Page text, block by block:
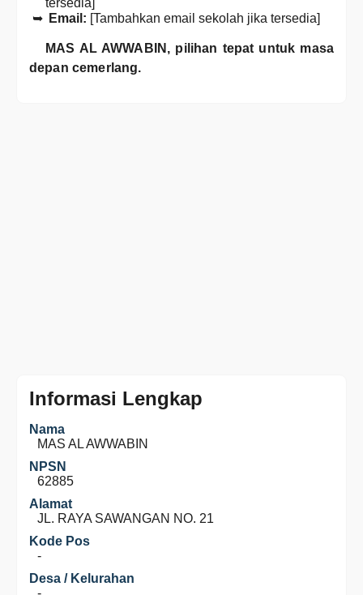
tersedia]
Email: [Tambahkan email sekolah jika tersedia]
MAS AL AWWABIN, pilihan tepat untuk masa
depan cemerlang.
Informasi Lengkap
Nama
MAS AL AWWABIN
NPSN
62885
Alamat
JL. RAYA SAWANGAN NO. 21
Kode Pos
-
Desa / Kelurahan